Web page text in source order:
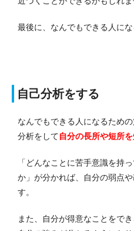
最後に、なんでもできる人に
自己分析をする
なんでもできる人になるため
分析をして自分の長所や短所
「どんなことに苦手意識を持
か」が分かれば、自分の弱点
す。
また、自分が得意なことをで